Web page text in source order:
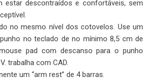
estar descontraídos e confortáveis, sem
no mesmo nível dos cotovelos. Use um
no teclado de no mínimo 8,5 cm de
pad com descanso para o punho
trabalha com CAD.
um “arm rest” de 4 barras.